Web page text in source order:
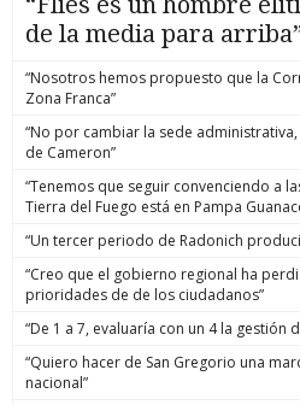
de la media para
“Nosotros hemos propuesto que la
Zona Franca”
“No por cambiar la sede
de Cameron”
“Tenemos que seguir convenciendo a
Tierra del Fuego está en Pampa
“Un tercer periodo de Radonich
“Creo que el gobierno regional ha
prioridades de de los ciudadanos”
“De 1 a 7, evaluaría con un 4 la gestión
“Quiero hacer de San Gregorio una
nacional”